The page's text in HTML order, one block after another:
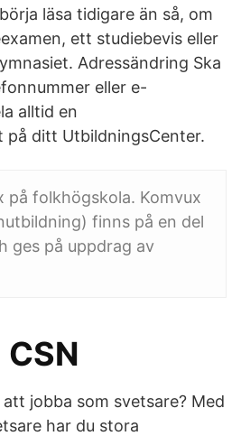
läsa tidigare än så, om
ett studiebevis eller
Adressändring Ska
eller e-
alltid en
på ditt UtbildningsCenter.
på folkhögskola. Komvux
finns på en del
ges på uppdrag av
jobba som svetsare? Med
har du stora